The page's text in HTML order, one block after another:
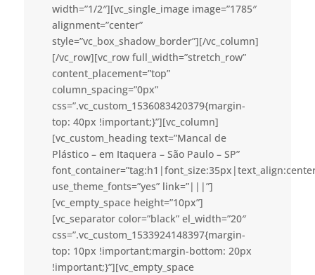
width=”1/2″][vc_single_image image=”1785″
alignment=”center”
style=”vc_box_shadow_border”][/vc_column]
[/vc_row][vc_row full_width=”stretch_row”
content_placement=”top”
column_spacing=”0px”
css=”.vc_custom_1536083420379{margin-
top: 40px !important;}”][vc_column]
[vc_custom_heading text=”Mancal de
Plástico – em Itaquera – São Paulo – SP”
use_theme_fonts=”yes” link=”|||”]
[vc_empty_space height=”10px”]
[vc_separator color=”black” el_width=”20″
css=”.vc_custom_1533924148397{margin-
top: 10px !important;margin-bottom: 20px
!important;}”][vc_empty_space